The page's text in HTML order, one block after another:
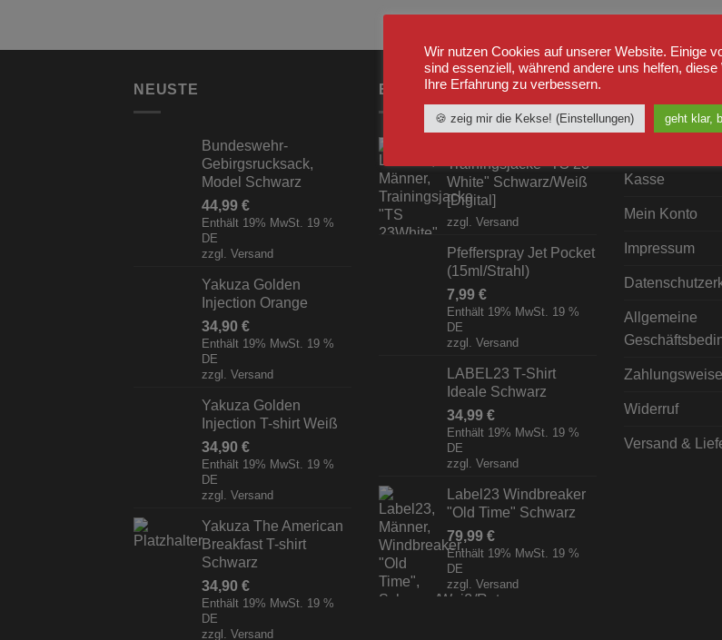
NEUSTE
Bundeswehr-
Gebirgsrucksack,
Model Schwarz
44,99 €
Enthält 19% MwSt. 19 %
DE
zzgl. Versand
Yakuza Golden
Injection Orange
34,90 €
Enthält 19% MwSt. 19 %
DE
zzgl. Versand
Yakuza Golden
Injection T-shirt Weiß
34,90 €
Enthält 19% MwSt. 19 %
DE
zzgl. Versand
Yakuza The American
Breakfast T-shirt
Schwarz
34,90 €
Enthält 19% MwSt. 19 %
DE
zzgl. Versand
BESTSELLER
Trainingsjacke "TS 23
White" Schwarz/Weiß
[Digital]
zzgl. Versand
Pfefferspray Jet Pocket
(15ml/Strahl)
7,99 €
Enthält 19% MwSt. 19 %
DE
zzgl. Versand
LABEL23 T-Shirt
Ideale Schwarz
34,99 €
Enthält 19% MwSt. 19 %
DE
zzgl. Versand
Label23 Windbreaker
"Old Time" Schwarz
79,99 €
Enthält 19% MwSt. 19 %
DE
zzgl. Versand
Kasse
Mein Konto
Impressum
Allgemeine
Widerruf
Versand &
Wir nutzen Cookies auf unserer Website. Einige
sind essenziell, während andere uns helfen, diese
Ihre Erfahrung zu verbessern.
🍪 zeig mir die Kekse! (Einstellungen) geht klar,